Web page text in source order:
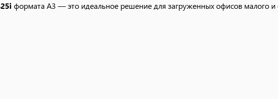
формата A3 — это идеальное решение для загруженных офисов малого и